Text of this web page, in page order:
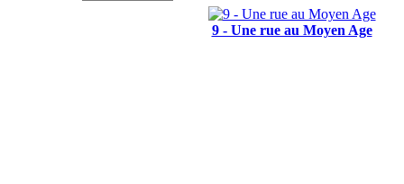
9 - Une rue au Moyen Age